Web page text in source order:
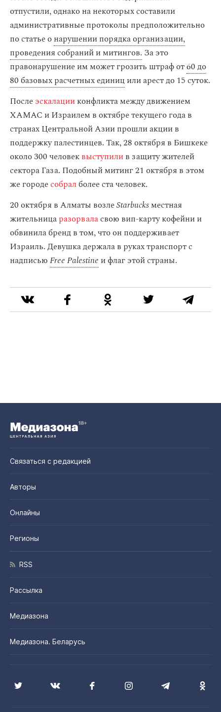
отпустили, однако на некоторых составили
административные протоколы предположительно
по статье онарушении порядка организации,
проведения собраний и митингов. За это
правонарушение им может грозить штраф от60 до
80 базовых расчетных единицили арест до 15 суток.
Послеэскалацииконфликта между движением
ХАМАС и Израилем в октябре текущего года в
странах Центральной Азии прошли акции в
поддержку палестинцев. Так, 28 октября в Бишкеке
около 300 человеквыступилив защиту жителей
сектора Газа. Подобный митинг 21 октября в этом
же городесобралболее ста человек.
20 октября в Алматы возлеStarbucksместная
жительницаразорваласвою вип-карту кофейни и
обвинила бренд в том, что он поддерживает
Израиль. Девушка держала в руках транспорт с
надписьюFree Palestine и флаг этой страны.
Связаться с редакцией
Авторы
Онлайны
Регионы
RSS
Рассылка
Медиазона
Медиазона. Беларусь